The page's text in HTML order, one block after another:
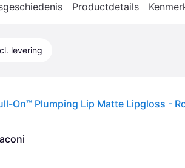
Productdetails
levering
On™ Plumping Lip Matte Lipgloss -